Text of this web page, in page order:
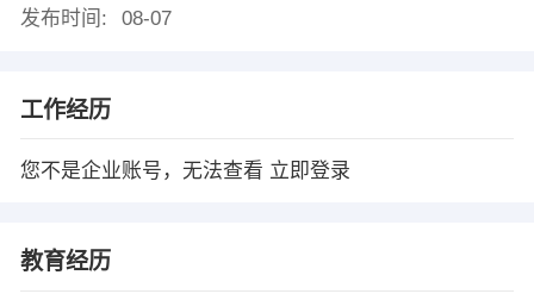
发布时间:
08-07
工作经历
您不是企业账号，无法查看 立即登录
教育经历